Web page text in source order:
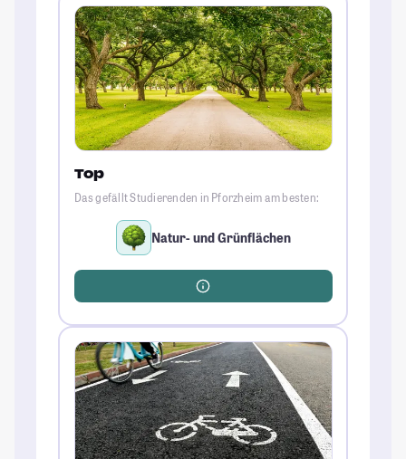
Top
Das gefällt Studierenden in Pforzheim am besten:
Natur- und Grünflächen